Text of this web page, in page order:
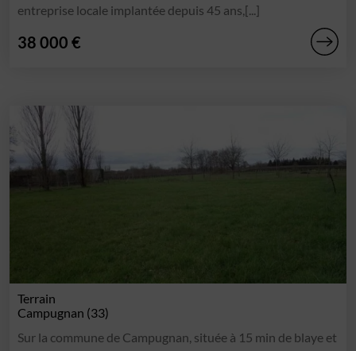
entreprise locale implantée depuis 45 ans,[...]
38 000 €
Terrain
Campugnan (33)
Sur la commune de Campugnan, située à 15 min de blaye et